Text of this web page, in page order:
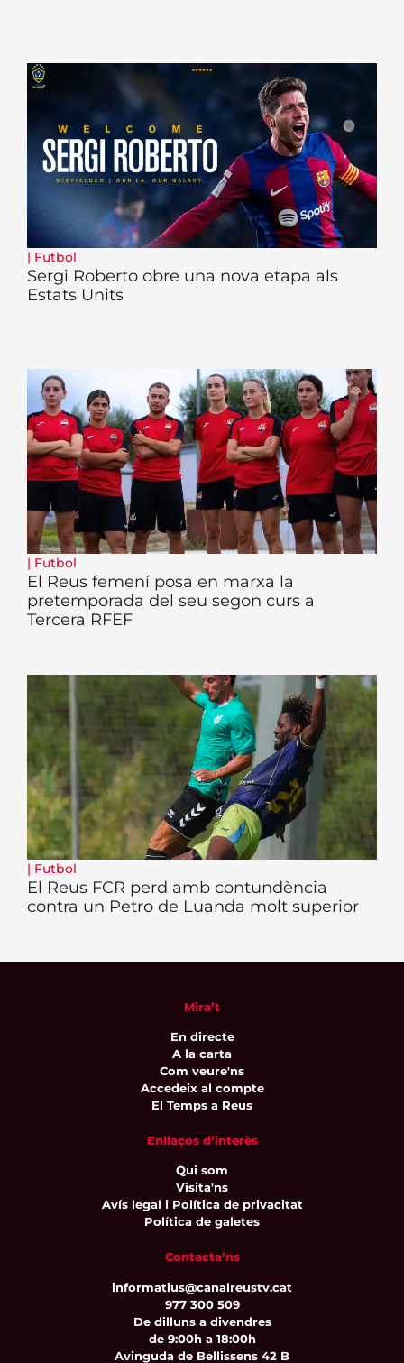
| Futbol
Sergi Roberto obre una nova etapa als
Estats Units
| Futbol
El Reus femení posa en marxa la
pretemporada del seu segon curs a
Tercera RFEF
| Futbol
El Reus FCR perd amb contundència
contra un Petro de Luanda molt superior
Mira’t
En directe
A la carta
Com veure'ns
Accedeix al compte
El Temps a Reus
Enllaços d’interès
Qui som
Visita'ns
Avís legal i Política de privacitat
Política de galetes
Contacta’ns
informatius@canalreustv.cat
977 300 509
De dilluns a divendres
de 9:00h a 18:00h
Avinguda de Bellissens 42 B